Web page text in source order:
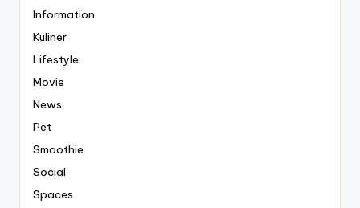
Information
Kuliner
Lifestyle
Movie
News
Pet
Smoothie
Social
Spaces